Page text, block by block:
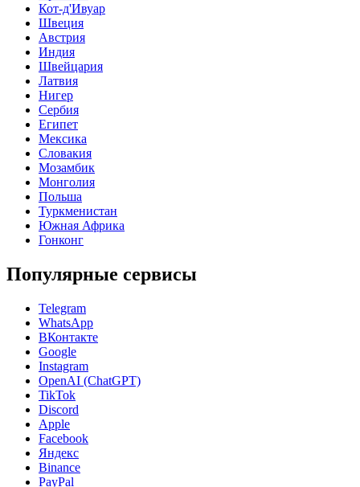
Кот-д'Ивуар
Швеция
Австрия
Индия
Швейцария
Латвия
Нигер
Сербия
Египет
Мексика
Словакия
Мозамбик
Монголия
Польша
Туркменистан
Южная Африка
Гонконг
Популярные сервисы
Telegram
WhatsApp
ВКонтакте
Google
Instagram
OpenAI (ChatGPT)
TikTok
Discord
Apple
Facebook
Яндекс
Binance
PayPal